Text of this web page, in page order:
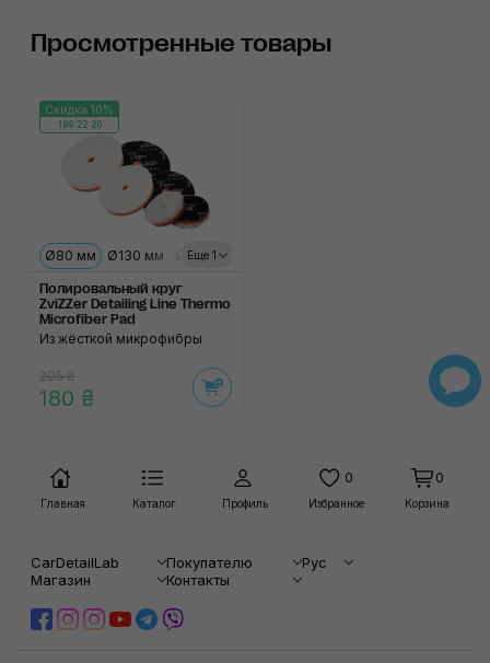
Просмотренные товары
Скидка 10%
189:22:20
Еще 1
Ø80 мм Ø130 мм Ø160 мм
Полировальный круг
ZviZZer Detailing Line Thermo
Microfiber Pad
Из жёсткой микрофибры
205 ₴
180 ₴
Главная Каталог Профиль
0
Избранное
0
Корзина
CarDetailLab Покупателю
Рус
Магазин
Контакты